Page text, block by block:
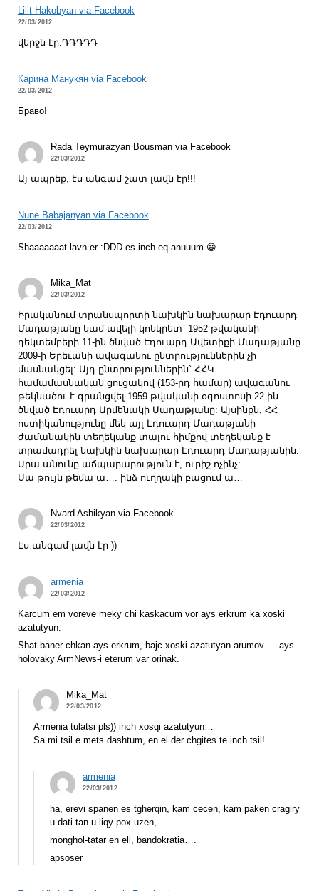
Lilit Hakobyan via Facebook
22/03/2012
վերջն էր:ԴԴԴԴԴ
Карина Манукян via Facebook
22/03/2012
Браво!
Rada Teymurazyan Bousman via Facebook
22/03/2012
Այ ապրեք, էս անգամ շատ լավն էր!!!
Nune Babajanyan via Facebook
22/03/2012
Shaaaaaaat lavn er :DDD es inch eq anuuum 😀
Mika_Mat
22/03/2012
Իրականում տրանսպորտի նախկին նախարար Էդուարդ
Մադաթյանը կամ ավելի կոնկրետ` 1952 թվականի
դեկտեմբերի 11-ին ծնված Էդուարդ Ավետիքի Մադաթյանը
2009-ի Երեւանի ավագանու ընտրություններին չի
մասնակցել: Այդ ընտրություններին` ՀՀԿ
համամասնական ցուցակով (153-րդ համար) ավագանու
թեկնածու է գրանցվել 1959 թվականի օգոստոսի 22-ին
ծնված Էդուարդ Արմենակի Մադաթյանը: Այսինքն, ՀՀ
ոստիկանությունը մեկ այլ Էդուարդ Մադաթյանի
ժամանակին տեղեկանք տալու հիմքով տեղեկանք է
տրամադրել նախկին նախարար Էդուարդ Մադաթյանին:
Սրա անունը աճպարարություն է, ուրիշ ոչինչ:
Սա թույն թեմա ա…. ինձ ուղղակի բացում ա…
Nvard Ashikyan via Facebook
22/03/2012
Էս անգամ լավն էր ))
armenia
22/03/2012
Karcum em voreve meky chi kaskacum vor ays erkrum ka xoski
azatutyun.
Shat baner chkan ays erkrum, bajc xoski azatutyan arumov — ays
holovaky ArmNews-i eterum var orinak.
Mika_Mat
22/03/2012
Armenia tulatsi pls)) inch xosqi azatutyun…
Sa mi tsil e mets dashtum, en el der chgites te inch tsil!
armenia
22/03/2012
ha, erevi spanen es tgherqin, kam cecen, kam paken cragiry
u dati tan u liqy pox uzen,
monghol-tatar en eli, bandokratia….
apsoser